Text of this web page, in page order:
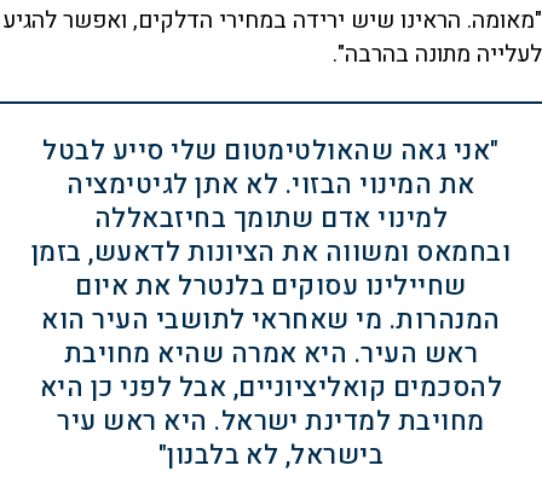
"מאומה. הראינו שיש ירידה במחירי הדלקים, ואפשר להגיע
לעלייה מתונה בהרבה".
"אני גאה שהאולטימטום שלי סייע לבטל
את המינוי הבזוי. לא אתן לגיטימציה
למינוי אדם שתומך בחיזבאללה
ובחמאס ומשווה את הציונות לדאעש, בזמן
שחיילינו עסוקים בלנטרל את איום
המנהרות. מי שאחראי לתושבי העיר הוא
ראש העיר. היא אמרה שהיא מחויבת
להסכמים קואליציוניים, אבל לפני כן היא
מחויבת למדינת ישראל. היא ראש עיר
בישראל, לא בלבנון"